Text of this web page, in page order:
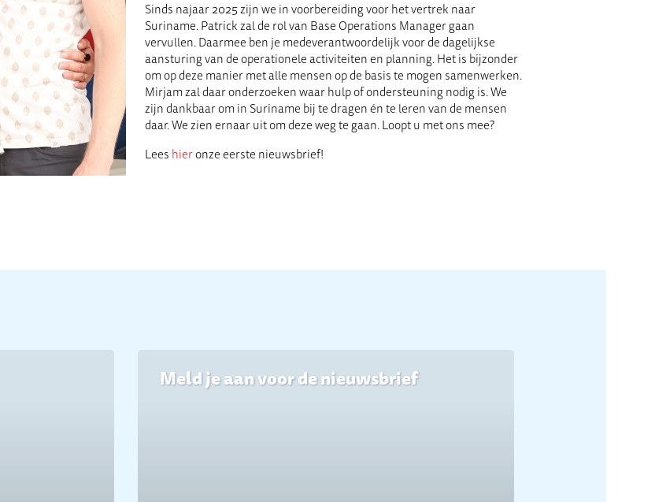
Sinds najaar 2025 zijn we in voorbereiding voor het vertrek naar
Suriname. Patrick zal de rol van Base Operations Manager gaan
vervullen. Daarmee ben je medeverantwoordelijk voor de dagelijkse
aansturing van de operationele activiteiten en planning. Het is bijzonder
om op deze manier met alle mensen op de basis te mogen samenwerken.
Mirjam zal daar onderzoeken waar hulp of ondersteuning nodig is. We
zijn dankbaar om in Suriname bij te dragen én te leren van de mensen
daar. We zien ernaar uit om deze weg te gaan. Loopt u met ons mee?
Lees hieronze eerste nieuwsbrief!
Meld je aan voor de nieuwsbrief